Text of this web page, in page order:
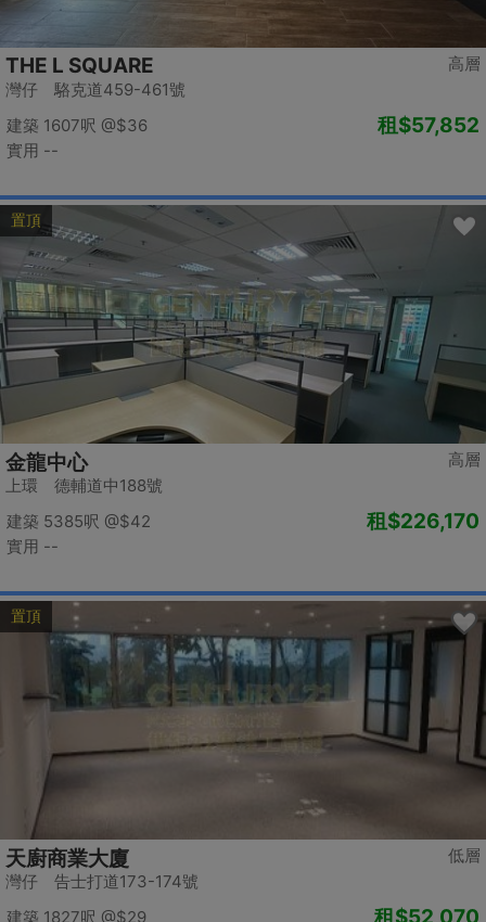
高層
THE L SQUARE
灣仔 駱克道459-461號
建築 1607呎 @$36
實用 --
租$57,852
置頂
高層
金龍中心
上環 德輔道中188號
建築 5385呎 @$42
實用 --
租$226,170
置頂
低層
天廚商業大廈
灣仔 告士打道173-174號
建築 1827呎 @$29